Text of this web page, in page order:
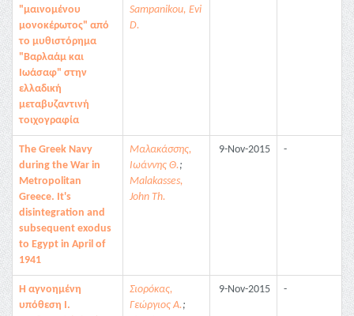
"μαινομένου
μονοκέρωτος" από
το μυθιστόρημα
"Βαρλαάμ και
Ιωάσαφ" στην
ελλαδική
μεταβυζαντινή
τοιχογραφία
Sampanikou, Evi
D.
The Greek Navy
during the War in
Metropolitan
Greece. It's
disintegration and
subsequent exodus
to Egypt in April of
1941
Μαλακάσσης,
Ιωάννης Θ.;
Malakasses,
John Th.
9-Nov-2015 -
Η αγνοημένη
υπόθεση Ι.
Σιορόκας,
Γεώργιος Α.;
9-Nov-2015 -